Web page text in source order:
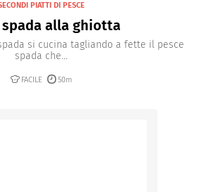
PIATTI DI PESCE
spada alla ghiotta
si cucina tagliando a fette il pesce
spada che...
FACILE 50m